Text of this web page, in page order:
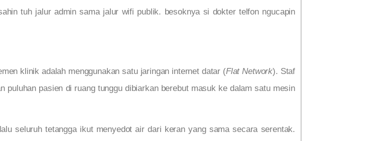
tuh jalur admin sama jalur wifi publik. besoknya si dokter telfon ngucapin
klinik adalah menggunakan satu jaringan internet datar (Flat Network). Staf
pasien di ruang tunggu dibiarkan berebut masuk ke dalam satu mesin
seluruh tetangga ikut menyedot air dari keran yang sama secara serentak.